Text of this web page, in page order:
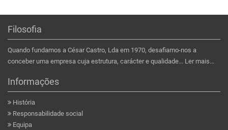
Filosofia
Quando fundamos a César Castro, Lda em 1970, desafiamo-nos a
conceber uma empresa cuja estrutura, carácter e qualidade... Ler mais...
Informações
História
Responsabilidade social
Equipa